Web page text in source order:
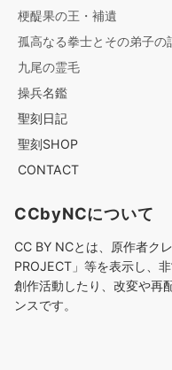
梗醍果の王・補遺
孤高なる拳士とその弟子の
九尾の霊毛
操兵名鑑
聖刻日記
聖刻SHOP
CONTACT
CCbyNCについて
CC BY NCとは、原作者
PROJECT」等を表示し、
創作活動したり、改変や再
ンスです。